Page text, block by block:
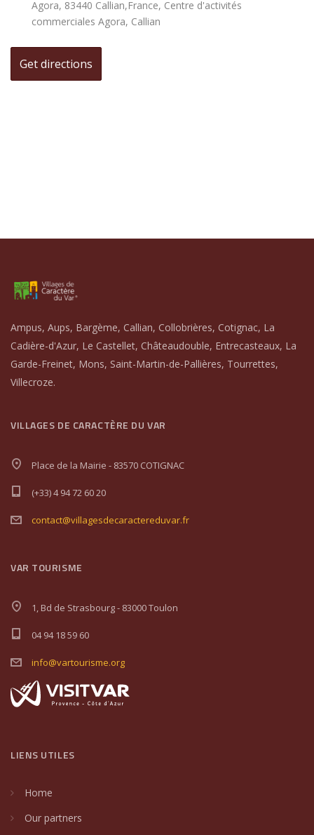
Agora, 83440 Callian,France, Centre d'activités
commerciales Agora, Callian
Ampus, Aups, Bargème, Callian, Collobrières, Cotignac, La
Cadière-d'Azur, Le Castellet, Châteaudouble, Entrecasteaux, La
Garde-Freinet, Mons, Saint-Martin-de-Pallières, Tourrettes,
Villecroze.
VILLAGES DE CARACTÈRE DU VAR
Place de la Mairie - 83570 COTIGNAC
(+33) 4 94 72 60 20
contact@villagesdecaractereduvar.fr
VAR TOURISME
1, Bd de Strasbourg - 83000 Toulon
04 94 18 59 60
info@vartourisme.org
LIENS UTILES
Home
Our partners